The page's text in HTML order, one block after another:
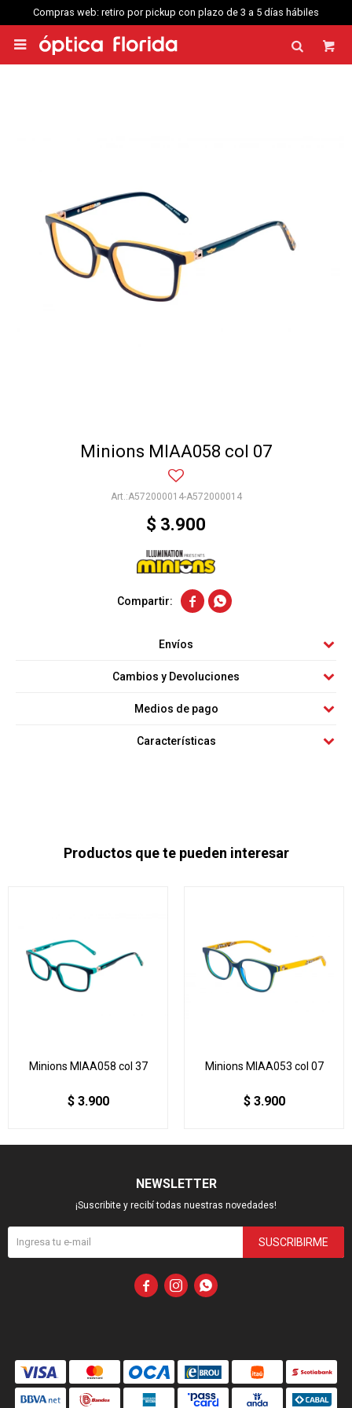
Compras web: retiro por pickup con plazo de 3 a 5 días hábiles

Minions MIAA058 col 07
A572000014-A572000014
$ 3.900
 
Envíos
Cambios y Devoluciones
Medios de pago
Características
Productos que te pueden interesar
Minions MIAA058 col 37
$ 3.900
Minions MIAA053 col 07
$ 3.900
NEWSLETTER
¡Suscribite y recibí todas nuestras novedades!
SUSCRIBIRME
  